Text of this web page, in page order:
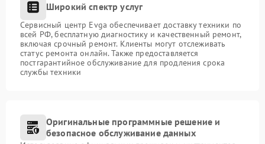
Широкий спектр услуг
Сервисный центр Evga обеспечивает доставку техники по
всей РФ, бесплатную диагностику и качественный ремонт,
включая срочный ремонт. Клиенты могут отслеживать
статус ремонта онлайн. Также предоставляется
постгарантийное обслуживание для продления срока
службы техники
Оригинальные программные решение и
безопасное обслуживание данных